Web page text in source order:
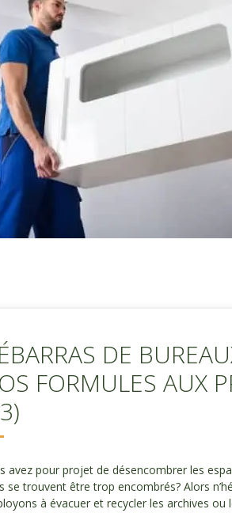
DE
FORMULES AUX
avez pour projet de désencombrer les
se trouvent être trop encombrés? Alors
à évacuer et recycler les archives ou